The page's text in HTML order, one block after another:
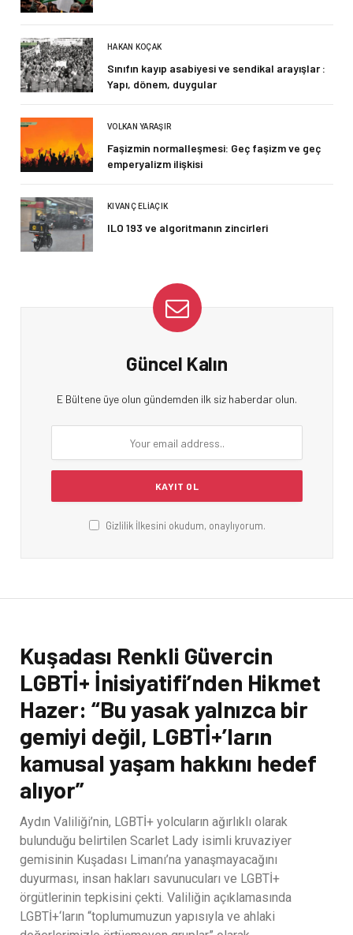
HAKAN KOÇAK
Sınıfın kayıp asabiyesi ve sendikal arayışlar :
Yapı, dönem, duygular
VOLKAN YARAŞIR
Faşizmin normalleşmesi: Geç faşizm ve geç
emperyalizm ilişkisi
KIVANÇ ELIAÇIK
ILO 193 ve algoritmanın zincirleri
Güncel Kalın
E Bültene üye olun gündemden ilk siz haberdar olun.
Gizlilik İlkesini okudum, onaylıyorum.
Kuşadası Renkli Güvercin
LGBTİ+ İnisiyatifi’nden Hikmet
Hazer: “Bu yasak yalnızca bir
gemiyi değil, LGBTİ+’ların
kamusal yaşam hakkını hedef
alıyor”
Aydın Valiliği’nin, LGBTİ+ yolcuların ağırlıklı olarak
bulunduğu belirtilen Scarlet Lady isimli kruvaziyer
gemisinin Kuşadası Limanı’na yanaşmayacağını
duyurması, insan hakları savunucuları ve LGBTİ+
örgütlerinin tepkisini çekti. Valiliğin açıklamasında
LGBTİ+‘ların “toplumumuzun yapısıyla ve ahlaki